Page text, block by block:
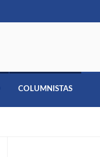
COLUMNISTAS